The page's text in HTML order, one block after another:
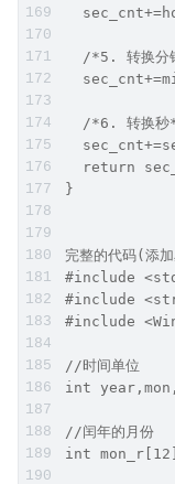
/*5. 转换分
/*6. 转换秒
return
}
完整的代码(添
#include
#include
#include
//时间单位
int
//闰年的月份
int